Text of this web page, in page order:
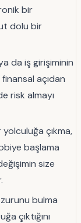
bir
dolu bir
da iş girişiminin
açıdan
risk almayı
çıkma,
başlama
size
bulma
çıktığını